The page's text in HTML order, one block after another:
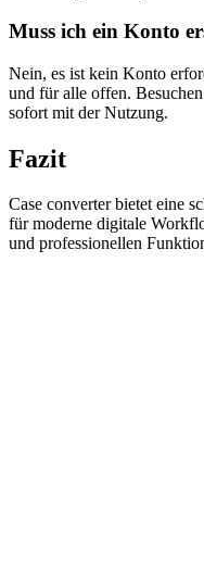
Muss ich ein Konto
Nein, es ist kein Konto
und für alle offen.
sofort mit der Nutzung.
Fazit
Case converter bietet eine
für moderne digitale
und professionellen